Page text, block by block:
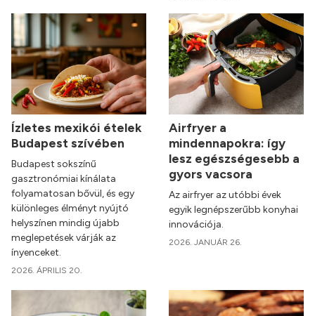
Ízletes mexikói ételek
Budapest szívében
Budapest sokszínű
gasztronómiai kínálata
folyamatosan bővül, és egy
különleges élményt nyújtó
helyszínen mindig újabb
meglepetések várják az
ínyenceket.
2026. ÁPRILIS 20.
Airfryer a
mindennapokra: így
lesz egészségesebb a
gyors vacsora
Az airfryer az utóbbi évek
egyik legnépszerűbb konyhai
innovációja.
2026. JANUÁR 26.